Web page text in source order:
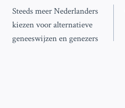
navigatie
Steeds meer Nederlanders
kiezen voor alternatieve
geneeswijzen en genezers